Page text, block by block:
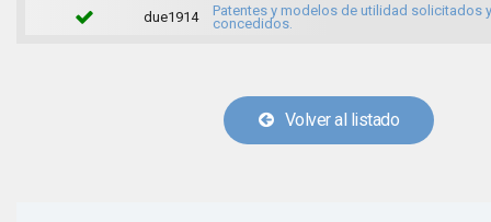
due1914
Patentes y modelos de utilidad solicitados
concedidos.
Volver al listado